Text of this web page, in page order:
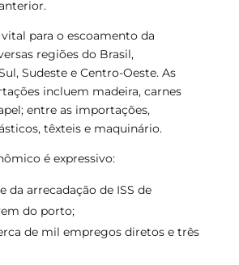
para o escoamento da
regiões do Brasil,
Sudeste e Centro-Oeste. As
incluem madeira, carnes
entre as importações,
têxteis e maquinário.
é expressivo:
da arrecadação de ISS de
do porto;
de mil empregos diretos e três